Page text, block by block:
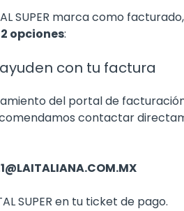
SUPER marca como
opciones:
con tu factura
del portal de
contactar
SUPER en tu ticket de pago.